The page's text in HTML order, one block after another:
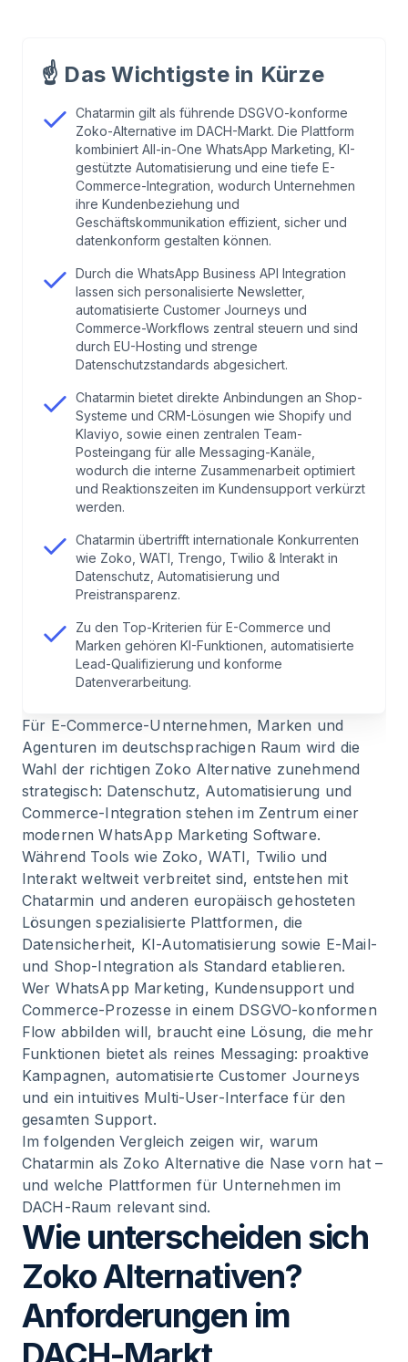
Anforderungen im DACH-Markt
. WhatsApp Business API: Chancen für E-
Commerce, Marken & Support
Vergleich der führenden Zoko Alternativen für
WhatsApp Marketing (2024)
internationale Konkurrenten
Warum Chatarmin als Zoko-Alternative? – Die
entscheidenden Vorteile
.Technische Integration & Support: API,
Chatbots & E-Mail
Fazit: Welche Zoko Alternative für dein
Unternehmen?
.FAQ: Häufige Fragen zur Zoko Alternative &
Chatarmin
☝️ Das Wichtigste in Kürze
Chatarmin gilt als führende DSGVO-konforme
Zoko-Alternative im DACH-Markt. Die Plattform
kombiniert All-in-One WhatsApp Marketing, KI-
gestützte Automatisierung und eine tiefe E-
Commerce-Integration, wodurch Unternehmen
ihre Kundenbeziehung und
Geschäftskommunikation effizient, sicher und
datenkonform gestalten können.
Durch die WhatsApp Business API Integration
lassen sich personalisierte Newsletter,
automatisierte Customer Journeys und
Commerce-Workflows zentral steuern und sind
durch EU-Hosting und strenge
Datenschutzstandards abgesichert.
Chatarmin bietet direkte Anbindungen an Shop-
Systeme und CRM-Lösungen wie Shopify und
Klaviyo, sowie einen zentralen Team-
Posteingang für alle Messaging-Kanäle,
wodurch die interne Zusammenarbeit optimiert
und Reaktionszeiten im Kundensupport verkürzt
werden.
Chatarmin übertrifft internationale Konkurrenten
wie Zoko, WATI, Trengo, Twilio & Interakt in
Datenschutz, Automatisierung und
Preistransparenz.
Zu den Top-Kriterien für E-Commerce und
Marken gehören KI-Funktionen, automatisierte
Lead-Qualifizierung und konforme
Datenverarbeitung.
Für E-Commerce-Unternehmen, Marken und
Agenturen im deutschsprachigen Raum wird die
Wahl der richtigen Zoko Alternative zunehmend
strategisch: Datenschutz, Automatisierung und
Commerce-Integration stehen im Zentrum einer
modernen WhatsApp Marketing Software.
Während Tools wie Zoko, WATI, Twilio und
Interakt weltweit verbreitet sind, entstehen mit
Chatarmin und anderen europäisch gehosteten
Lösungen spezialisierte Plattformen, die
Datensicherheit, KI-Automatisierung sowie E-Mail-
und Shop-Integration als Standard etablieren.
Wer WhatsApp Marketing, Kundensupport und
Commerce-Prozesse in einem DSGVO-konformen
Flow abbilden will, braucht eine Lösung, die mehr
Funktionen bietet als reines Messaging: proaktive
Kampagnen, automatisierte Customer Journeys
und ein intuitives Multi-User-Interface für den
gesamten Support.
Im folgenden Vergleich zeigen wir, warum
Chatarmin als Zoko Alternative die Nase vorn hat –
und welche Plattformen für Unternehmen im
DACH-Raum relevant sind.
Wie unterscheiden sich
Zoko Alternativen?
Anforderungen im